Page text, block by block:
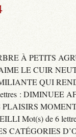
À PETITS
LE CUIR
QUI
: DIMINUEE
Mot(s) de 6
CATÉGORIES